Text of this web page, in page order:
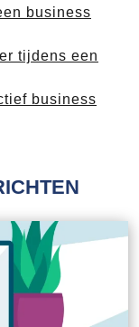
business
tijdens een
business